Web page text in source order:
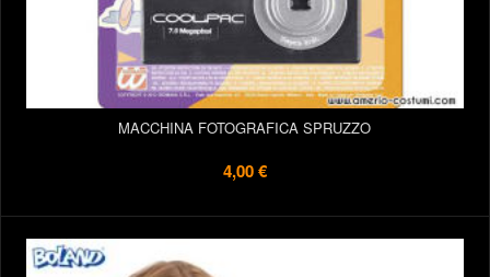
MACCHINA FOTOGRAFICA SPRUZZO
4,00 €